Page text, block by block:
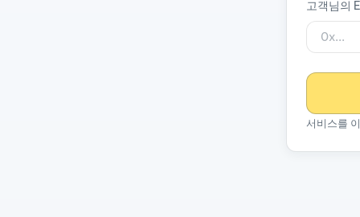
고객님의
서비스를